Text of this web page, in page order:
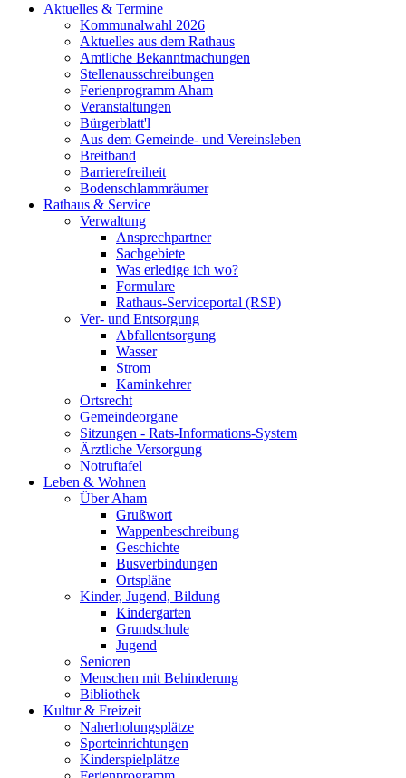
Aktuelles & Termine
Kommunalwahl 2026
Aktuelles aus dem Rathaus
Amtliche Bekanntmachungen
Stellenausschreibungen
Ferienprogramm Aham
Veranstaltungen
Bürgerblatt'l
Aus dem Gemeinde- und Vereinsleben
Breitband
Barrierefreiheit
Bodenschlammräumer
Rathaus & Service
Verwaltung
Ansprechpartner
Sachgebiete
Was erledige ich wo?
Formulare
Rathaus-Serviceportal (RSP)
Ver- und Entsorgung
Abfallentsorgung
Wasser
Strom
Kaminkehrer
Ortsrecht
Gemeindeorgane
Sitzungen - Rats-Informations-System
Ärztliche Versorgung
Notruftafel
Leben & Wohnen
Über Aham
Grußwort
Wappenbeschreibung
Geschichte
Busverbindungen
Ortspläne
Kinder, Jugend, Bildung
Kindergarten
Grundschule
Jugend
Senioren
Menschen mit Behinderung
Bibliothek
Kultur & Freizeit
Naherholungsplätze
Sporteinrichtungen
Kinderspielplätze